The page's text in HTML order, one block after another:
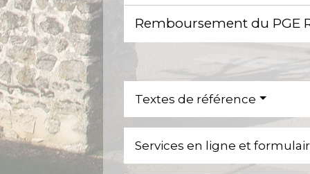
Remboursement du PGE
Textes de référence
Services en ligne et